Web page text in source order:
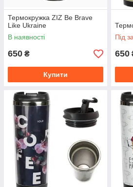
Термокружка ZIZ Be Brave
Like Ukraine
В наявності
650 ₴
Купити
Під
650